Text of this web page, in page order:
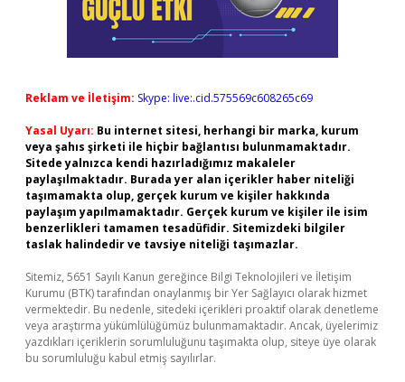
Reklam ve İletişim: Skype: live:.cid.575569c608265c69
Yasal Uyarı: Bu internet sitesi, herhangi bir marka, kurum
veya şahıs şirketi ile hiçbir bağlantısı bulunmamaktadır.
Sitede yalnızca kendi hazırladığımız makaleler
paylaşılmaktadır. Burada yer alan içerikler haber niteliği
taşımamakta olup, gerçek kurum ve kişiler hakkında
paylaşım yapılmamaktadır. Gerçek kurum ve kişiler ile isim
benzerlikleri tamamen tesadüfidir. Sitemizdeki bilgiler
taslak halindedir ve tavsiye niteliği taşımazlar.
Sitemiz, 5651 Sayılı Kanun gereğince Bilgi Teknolojileri ve İletişim
Kurumu (BTK) tarafından onaylanmış bir Yer Sağlayıcı olarak hizmet
vermektedir. Bu nedenle, sitedeki içerikleri proaktif olarak denetleme
veya araştırma yükümlülüğümüz bulunmamaktadır. Ancak, üyelerimiz
yazdıkları içeriklerin sorumluluğunu taşımakta olup, siteye üye olarak
bu sorumluluğu kabul etmiş sayılırlar.